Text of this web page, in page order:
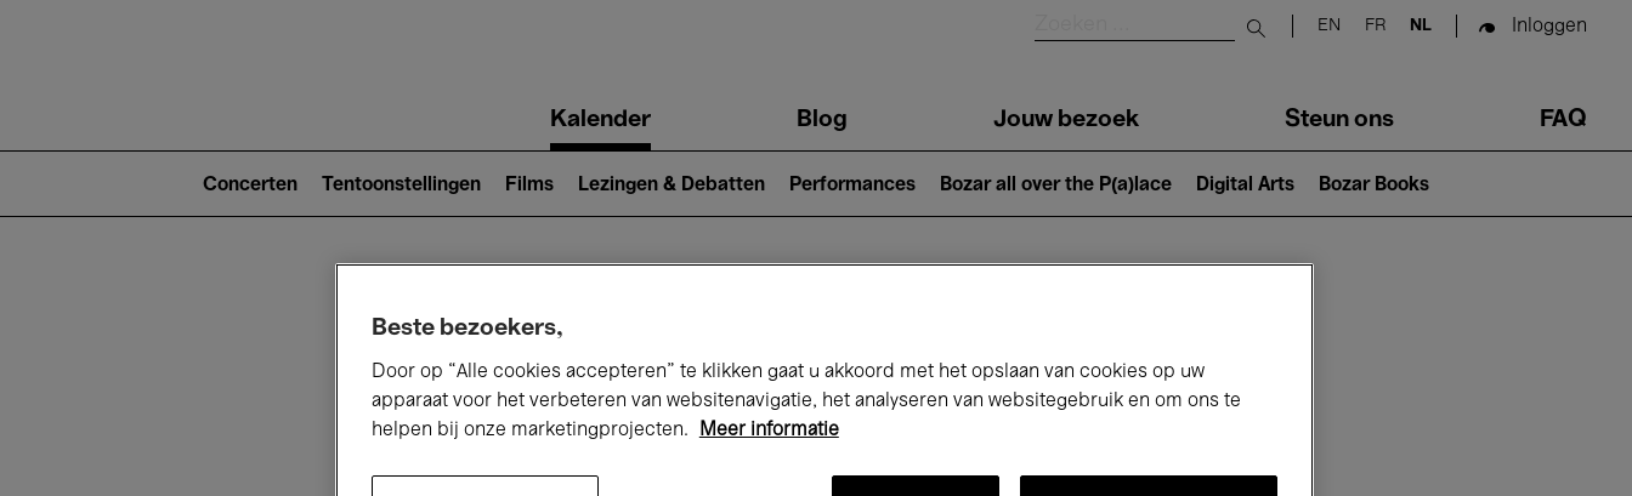
Submit search
EN FR NL Inloggen
navigationKalender Blog Jouw bezoek Steun ons FAQ
2)
Concerten Tentoonstellingen Films Lezingen & Debatten Performances Bozar all over the P(a)lace Digital Arts Bozar Books
Beste bezoekers,
Door op “Alle cookies accepteren” te klikken gaat u akkoord met het opslaan van cookies op uw
apparaat voor het verbeteren van websitenavigatie, het analyseren van websitegebruik en om ons te
helpen bij onze marketingprojecten.
Meer informatie